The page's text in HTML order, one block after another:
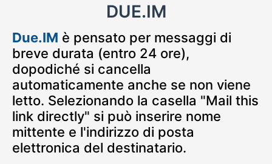
DUE.IM
Due.IM è pensato per messaggi di
breve durata (entro 24 ore),
dopodiché si cancella
automaticamente anche se non viene
letto. Selezionando la casella "Mail this
link directly" si può inserire nome
mittente e l'indirizzo di posta
elettronica del destinatario.